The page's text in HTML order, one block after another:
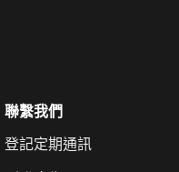
聯繫我們
登記定期通訊